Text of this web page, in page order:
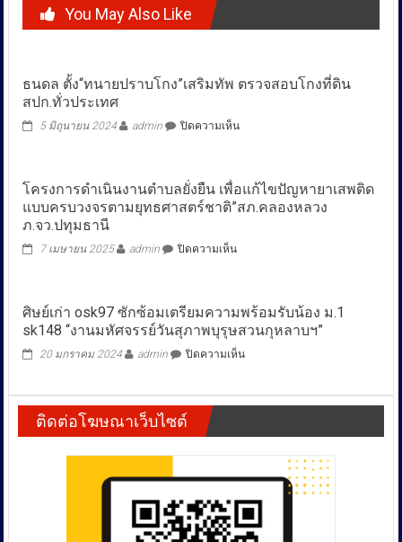
You May Also Like
ธนดล ตั้ง“ทนายปราบโกง”เสริมทัพ ตรวจสอบโกงที่ดิน
สปก.ทั่วประเทศ
5 มิถุนายน 2024 admin ปิดความเห็นบน
โกง”เสริม
ทัพ
ประเทศ
โครงการดำเนินงานตำบลยั่งยืน เพื่อแก้ไขปัญหายาเสพติด
แบบครบวงจรตามยุทธศาสตร์ชาติ”สภ.คลองหลวง
ภ.จว.ปทุมธานี
7 เมษายน 2025 admin ปิดความเห็นบน
ตำบล
ยั่งยืน
เพื่อ
แก้ไข
ยา
เสพ
วงจร
ยุทธศาสตร์
ชาติ”สภ.คลองหลวง
ภ.จว.ปทุมธานี
ศิษย์เก่า osk97 ซักซ้อมเตรียมความพร้อมรับน้อง ม.1
sk148 “งานมหัศจรรย์วันสุภาพบุรุษสวนกุหลาบฯ”
20 มกราคม 2024 admin ปิดความเห็นบน
พร้อม
รับ
ม.1
ติดต่อโฆษณาเว็บไซต์